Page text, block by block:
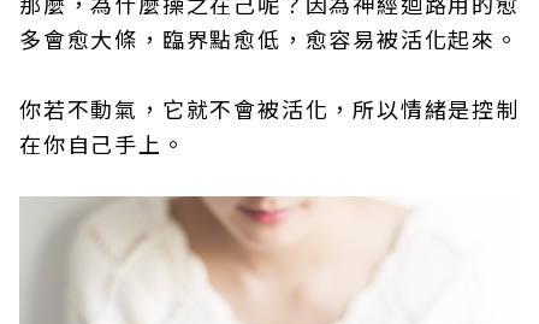
多會愈大條，臨界點愈低，愈容易被活化起來。
你若不動氣，它就不會被活化，所以情緒是控制
在你自己手上。